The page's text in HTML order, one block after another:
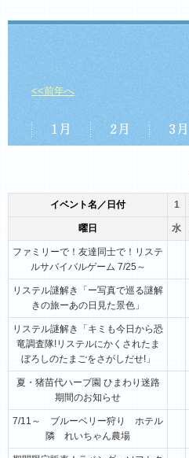
<<前年へ
イベント名／日付 1
曜日 水
ファミリーで！友達同士で！リステ
ルサバイバルゲーム 7/25～
リステル謎解き「ー写真で巡る謎解
きの旅ーあの日見た景色」
リステル謎解き「キミも今日から恐
竜調査隊!リステルにかくされたま
ぼろしのたまごをさがしだせ!」
夏・猪苗代ハーブ園 ひまわり迷路
期間のお知らせ
7/11～ ブルーベリー狩り ホテル
隣 れいちゃん農場